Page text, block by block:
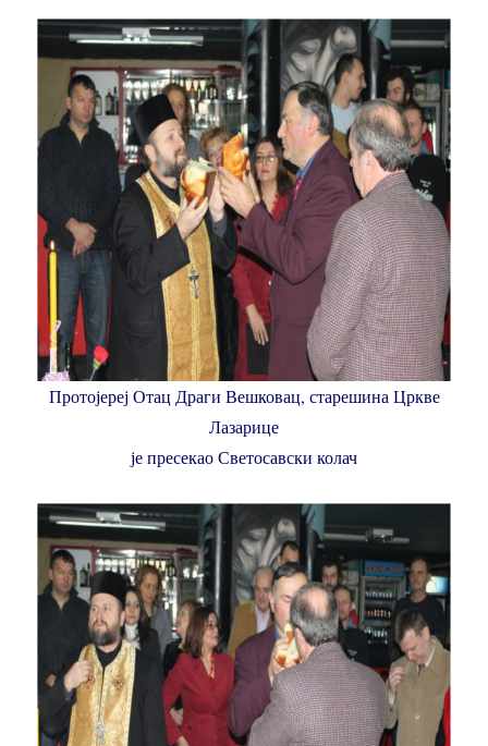
Протојереј Отац Драги Вешковац, старешина Цркве
Лазарице
је пресекао Светосавски колач